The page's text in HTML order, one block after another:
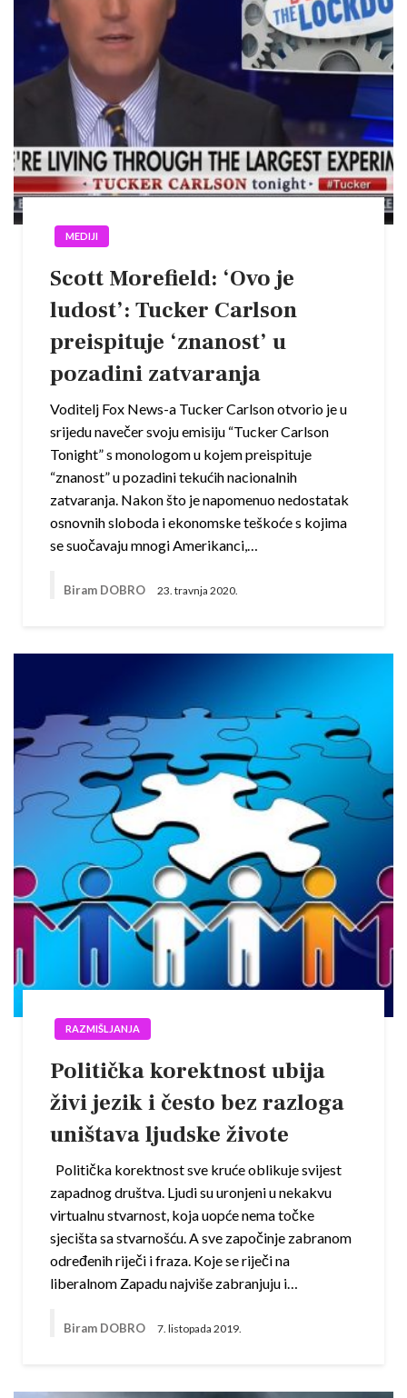
MEDIJI
Scott Morefield: ‘Ovo je
ludost’: Tucker Carlson
preispituje ‘znanost’ u
pozadini zatvaranja
Voditelj Fox News-a Tucker Carlson otvorio je u
srijedu navečer svoju emisiju “Tucker Carlson
Tonight” s monologom u kojem preispituje
“znanost” u pozadini tekućih nacionalnih
zatvaranja. Nakon što je napomenuo nedostatak
osnovnih sloboda i ekonomske teškoće s kojima
se suočavaju mnogi Amerikanci,…
Biram DOBRO 23. travnja 2020.
RAZMIŠLJANJA
Politička korektnost ubija
živi jezik i često bez razloga
uništava ljudske živote
Politička korektnost sve kruće oblikuje svijest
zapadnog društva. Ljudi su uronjeni u nekakvu
virtualnu stvarnost, koja uopće nema točke
sjecišta sa stvarnošću. A sve započinje zabranom
određenih riječi i fraza. Koje se riječi na
liberalnom Zapadu najviše zabranjuju i…
Biram DOBRO 7. listopada 2019.